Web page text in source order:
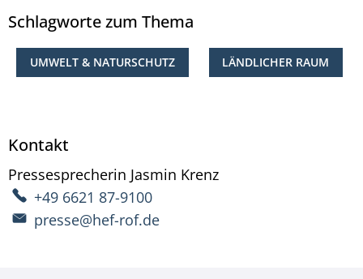
Schlagworte zum Thema
UMWELT & NATURSCHUTZ LÄNDLICHER RAUM
Kontakt
Pressesprecherin Jasmin Krenz
+49 6621 87-9100
presse@hef-rof.de